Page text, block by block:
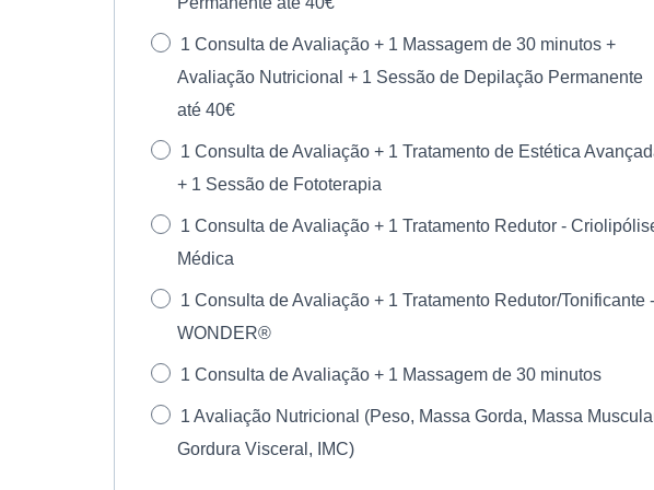
1 Consulta de Avaliação + 1 Massagem de 30 minutos +
Avaliação Nutricional + 1 Sessão de Depilação Permanente
até 40€
1 Consulta de Avaliação + 1 Tratamento de Estética
+ 1 Sessão de Fototerapia
1 Consulta de Avaliação + 1 Tratamento Redutor -
Médica
1 Consulta de Avaliação + 1 Tratamento Redutor/Tonificante -
WONDER®
1 Consulta de Avaliação + 1 Massagem de 30 minutos
1 Avaliação Nutricional (Peso, Massa Gorda, Massa
Gordura Visceral, IMC)